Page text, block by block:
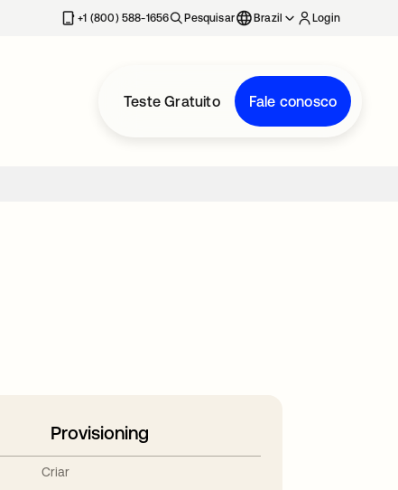
+1 (800) 588-1656 Pesquisar Brazil Login
Teste Gratuito Fale conosco
Provisioning
Criar